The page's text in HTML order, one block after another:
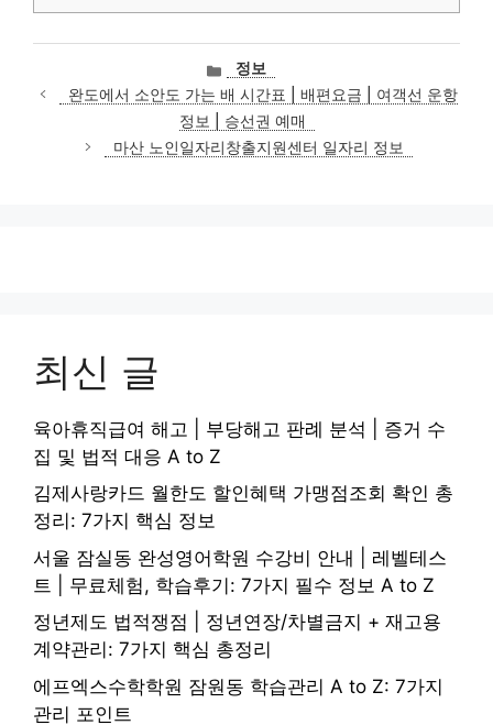
카
테
고
리
정보
완도에서 소안도 가는 배 시간표 | 배편요금 | 여객선 운항
정보 | 승선권 예매
마산 노인일자리창출지원센터 일자리 정보
최신 글
육아휴직급여 해고 | 부당해고 판례 분석 | 증거 수
집 및 법적 대응 A to Z
김제사랑카드 월한도 할인혜택 가맹점조회 확인 총
정리: 7가지 핵심 정보
서울 잠실동 완성영어학원 수강비 안내 | 레벨테스
트 | 무료체험, 학습후기: 7가지 필수 정보 A to Z
정년제도 법적쟁점 | 정년연장/차별금지 + 재고용
계약관리: 7가지 핵심 총정리
에프엑스수학학원 잠원동 학습관리 A to Z: 7가지
관리 포인트